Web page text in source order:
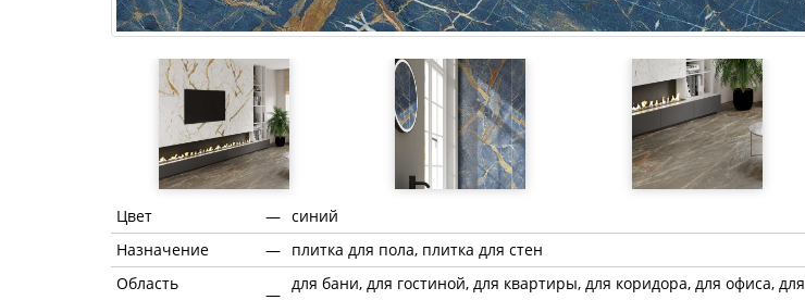
Цвет — синий
Назначение
— плитка для пола, плитка для стен
Область
—
для бани, для гостиной, для квартиры, для коридора, для офиса, для